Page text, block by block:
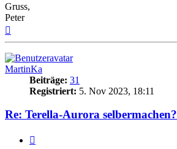
Gruss,
Peter
MartinKa
Beiträge: 31
Registriert: 5. Nov 2023, 18:11
Re: Terella-Aurora selbermachen?